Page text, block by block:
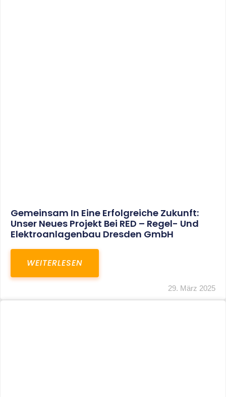
Gemeinsam In Eine Erfolgreiche Zukunft:
Unser Neues Projekt Bei RED – Regel- Und
Elektroanlagenbau Dresden GmbH
WEITERLESEN
29. März 2025